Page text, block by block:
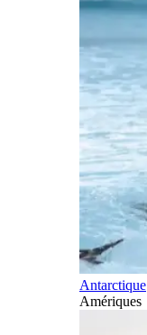
Antarctique
Amériques